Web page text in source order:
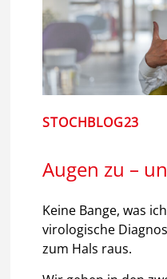
STOCHBLOG23
Augen zu –
Keine Bange, was
virologische
zum Hals raus.